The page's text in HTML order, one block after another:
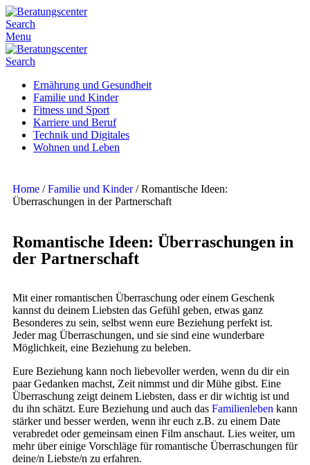
Search
Menu
Search
Ernährung und Gesundheit
Familie und Kinder
Fitness und Sport
Karriere und Beruf
Technik und Digitales
Wohnen und Leben
Home /Familie und Kinder/Romantische Ideen:
Überraschungen in der Partnerschaft
Romantische Ideen: Überraschungen in
der Partnerschaft
Mit einer romantischen Überraschung oder einem Geschenk
kannst du deinem Liebsten das Gefühl geben, etwas ganz
Besonderes zu sein, selbst wenn eure Beziehung perfekt ist.
Jeder mag Überraschungen, und sie sind eine wunderbare
Möglichkeit, eine Beziehung zu beleben.
Eure Beziehung kann noch liebevoller werden, wenn du dir ein
paar Gedanken machst, Zeit nimmst und dir Mühe gibst. Eine
Überraschung zeigt deinem Liebsten, dass er dir wichtig ist und
du ihn schätzt. Eure Beziehung und auch das Familienleben kann
stärker und besser werden, wenn ihr euch z.B. zu einem Date
verabredet oder gemeinsam einen Film anschaut. Lies weiter, um
mehr über einige Vorschläge für romantische Überraschungen für
deine/n Liebste/n zu erfahren.